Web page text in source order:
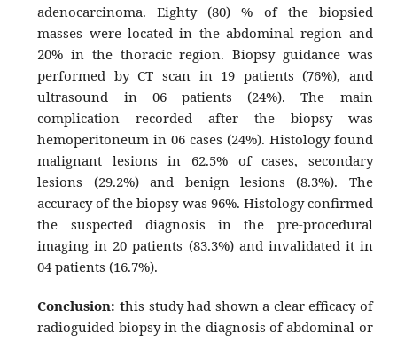
adenocarcinoma. Eighty (80) % of the biopsied
masses were located in the abdominal region and
20% in the thoracic region. Biopsy guidance was
performed by CT scan in 19 patients (76%), and
ultrasound in 06 patients (24%). The main
complication recorded after the biopsy was
hemoperitoneum in 06 cases (24%). Histology found
malignant lesions in 62.5% of cases, secondary
lesions (29.2%) and benign lesions (8.3%). The
accuracy of the biopsy was 96%. Histology confirmed
the suspected diagnosis in the pre-procedural
imaging in 20 patients (83.3%) and invalidated it in
04 patients (16.7%).
Conclusion: this study had shown a clear efficacy of
radioguided biopsy in the diagnosis of abdominal or